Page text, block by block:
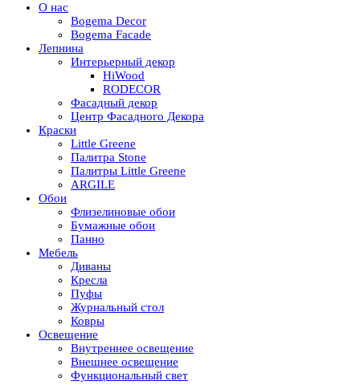
О нас
Bogema Decor
Bogema Facade
Лепнина
Интерьерный декор
HiWood
RODECOR
Фасадный декор
Центр Фасадного Декора
Краски
Little Greene
Палитра Stone
Палитры Little Greene
ARGILE
Обои
Флизелиновые обои
Бумажные обои
Панно
Мебель
Диваны
Кресла
Пуфы
Журнальный стол
Ковры
Освещение
Внутреннее освещение
Внешнее освещение
Функциональный свет